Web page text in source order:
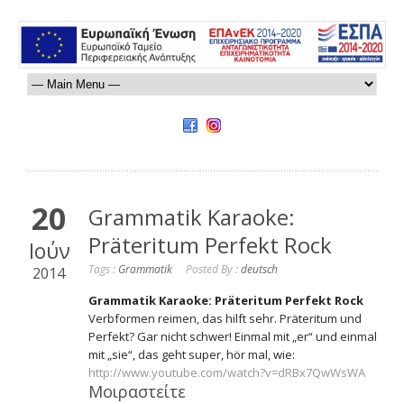
20
Ιούν
2014
Grammatik Karaoke:
Präteritum Perfekt Rock
Tags : Grammatik Posted By :deutsch
Grammatik Karaoke: Präteritum Perfekt Rock
Verbformen reimen, das hilft sehr. Präteritum und
Perfekt? Gar nicht schwer! Einmal mit „er“ und einmal
mit „sie“, das geht super, hör mal, wie:
http://www.youtube.com/watch?v=dRBx7QwWsWA
Μοιραστείτε